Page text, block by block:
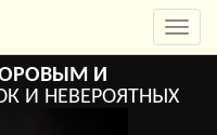
И
И НЕВЕРОЯТНЫХ